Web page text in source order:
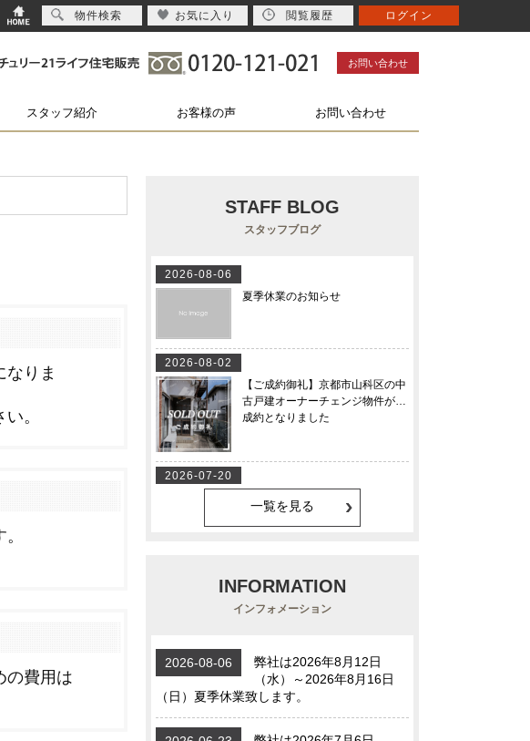
お問い合わせ
スタッフ紹介 お客様の声 お問い合わせ
STAFF BLOG
スタッフブログ
一覧を見る
INFORMATION
インフォメーション
物件検索 お気に入り 閲覧履歴 ログイン